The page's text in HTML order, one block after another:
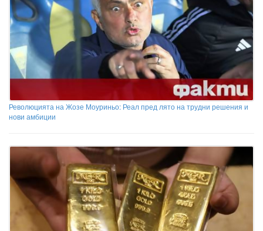
Революцията на Жозе Моуриньо: Реал пред лято на трудни решения и
нови амбиции